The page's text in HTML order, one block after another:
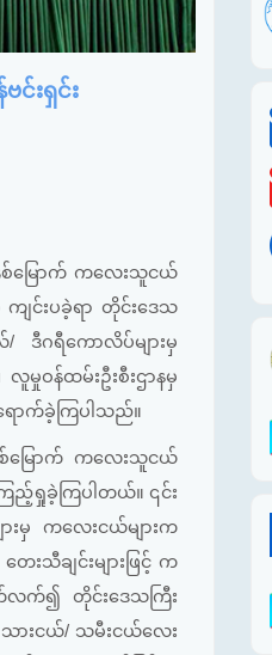
င်းရှင်း
စ်မြောက် ကလေးသူငယ်
ျင်းပခဲ့ရာ တိုင်းဒေသ
/ ဒီဂရီကောလိပ်များမှ
လူမှုဝန်ထမ်းဦးစီးဌာနမှ
ောက်ခဲ့ကြပါသည်။
နှစ်မြောက် ကလေးသူငယ်
ြည့်ရှုခဲ့ကြပါတယ်။ ၎င်း
းမှ ကလေးငယ်များက
ေးသီချင်းများဖြင့် က
က်လက်၍ တိုင်းဒေသကြီး
သားငယ်/ သမီးငယ်လေး